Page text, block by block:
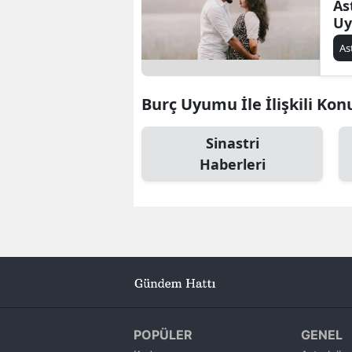
Burç Uyumu İle İlişkili
Sinastri
Haberleri
POPÜLER GENEL